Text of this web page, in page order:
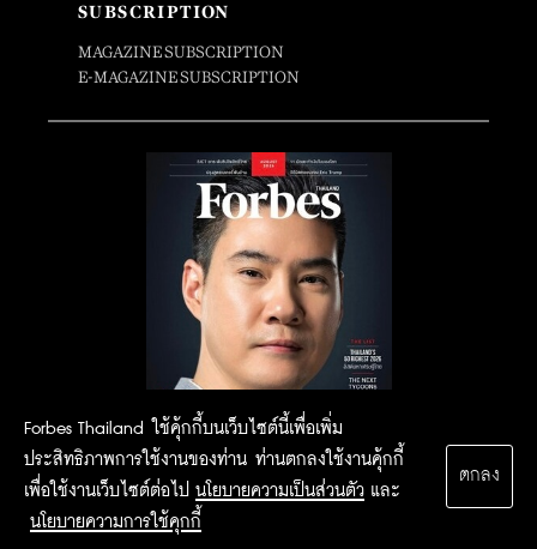
Forbes Thailand ใช้คุ้กกี้บนเว็บไซต์นี้เพื่อเพิ่ม
ประสิทธิภาพการใช้งานของท่าน ท่านตกลงใช้งานคุ้กกี้
เพื่อใช้งานเว็บไซต์ต่อไป นโยบายความเป็นส่วนตัว และ
นโยบายความการใช้คุกกี้
ตกลง
SUBSCRIPTION
MAGAZINE SUBSCRIPTION
E-MAGAZINE SUBSCRIPTION
2015 Forbesthailand.com ALL RIGHTS RESERVED